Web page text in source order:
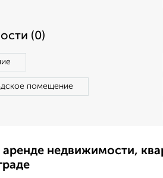
(0)
помещение
недвижимости,